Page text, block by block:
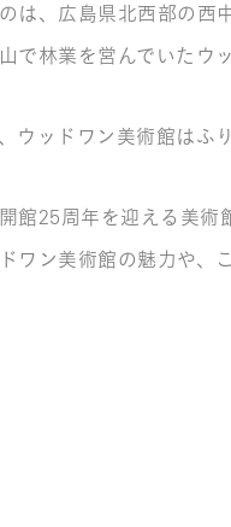
は、広島県北西部の西
で林業を営んでいたウ
ウッドワン美術館はふ
館25周年を迎える美術
ワン美術館の魅力や、